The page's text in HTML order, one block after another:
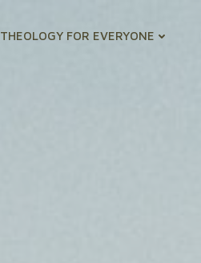
THEOLOGY FOR EVERYONE